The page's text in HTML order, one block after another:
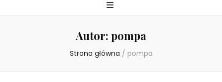
Autor: pompa
Strona główna / pompa